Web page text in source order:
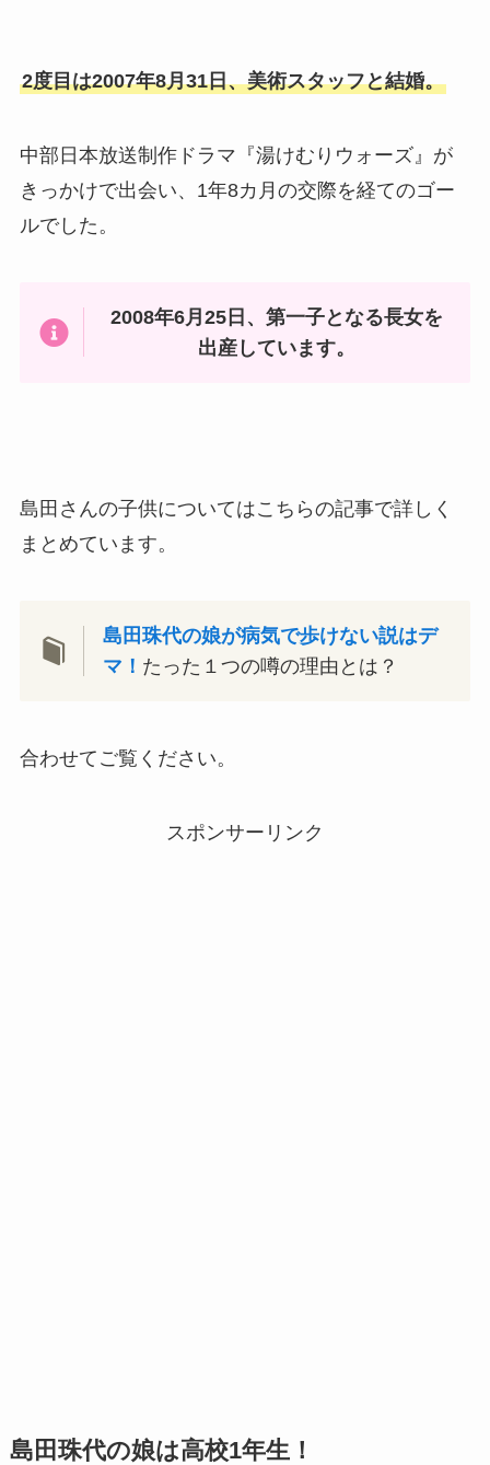
2度目は2007年8月31日、美術スタッフと結婚。
中部日本放送制作ドラマ『湯けむりウォーズ』が
きっかけで出会い、1年8カ月の交際を経てのゴー
ルでした。
2008年6月25日、第一子となる長女を
出産しています。
島田さんの子供についてはこちらの記事で詳しく
まとめています。
島田珠代の娘が病気で歩けない説はデ
マ！ たった１つの噂の理由とは？
合わせてご覧ください。
スポンサーリンク
島田珠代の娘は高校1年生！